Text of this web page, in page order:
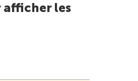
afficher les